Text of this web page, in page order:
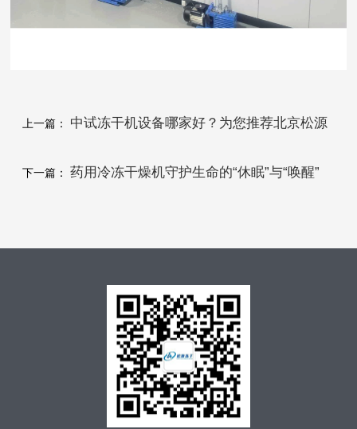
上一篇： 中试冻干机设备哪家好？为您推荐北京松源
下一篇： 药用冷冻干燥机守护生命的“休眠”与“唤醒”